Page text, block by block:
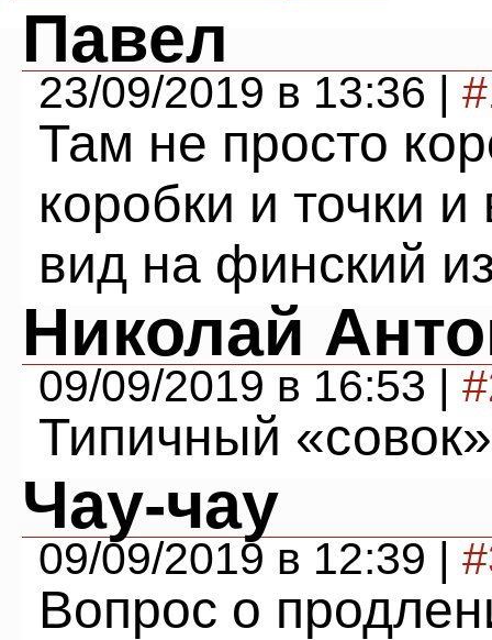
Павел
23/09/2019 в 13:36 |
Там не просто
коробки и точки
вид на финский
Николай
09/09/2019 в 16:53 |
Типичный
Чау-чау
09/09/2019 в 12:39 |
Вопрос о